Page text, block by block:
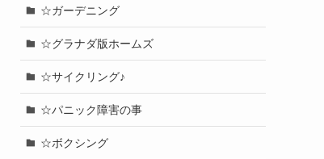
☆ガーデニング
☆グラナダ版ホームズ
☆サイクリング♪
☆パニック障害の事
☆ボクシング